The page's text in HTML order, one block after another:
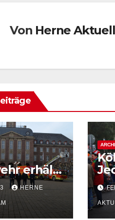
Von Herne
erhält
HERNE